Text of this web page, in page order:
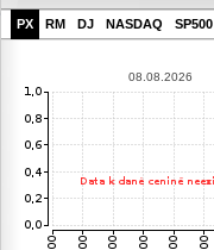
PX RM DJ NASDAQ SP500
08.08.2026